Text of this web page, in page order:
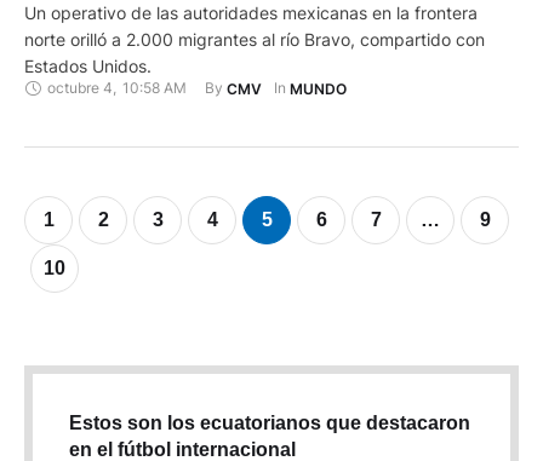
Un operativo de las autoridades mexicanas en la frontera
norte orilló a 2.000 migrantes al río Bravo, compartido con
Estados Unidos.
octubre 4, 10:58 AM By CMV In MUNDO
1 2 3 4 5 6 7 … 9
10
Estos son los ecuatorianos que destacaron
en el fútbol internacional